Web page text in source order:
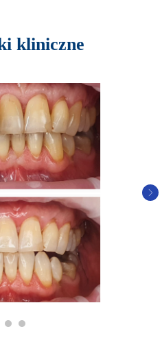
kliniczne